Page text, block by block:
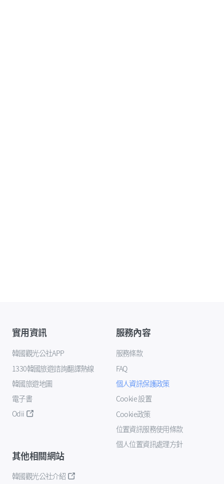
實用資訊
韓國觀光公社APP
1330韓國旅遊諮詢翻譯熱線
韓國旅遊地圖
電子書
Odii
服務內容
服務條款
FAQ
個人資訊保護政策
Cookie 設置
Cookie政策
位置資訊服務使用條款
個人位置資訊處理方針
其他相關網站
韓國觀光公社介紹